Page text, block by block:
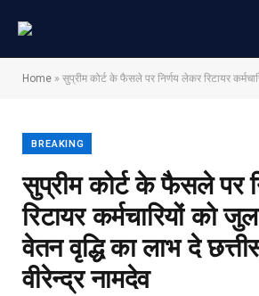
Home » सुप्रीम कोर्ट के फैसले पर निर्णय लेकर रिटायर कर्मचारियों को जुलाई व जनवरी वेतन
BREAKING
सुप्रीम कोर्ट के फैसले पर
रिटायर कर्मचारियों को
वेतन वृद्धि का लाभ दे
वीरेन्द्र नामदेव